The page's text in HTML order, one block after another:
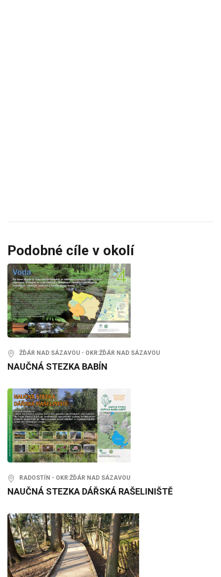
Podobné cíle v okolí
ŽĎÁR NAD SÁZAVOU - OKR:ŽĎÁR NAD SÁZAVOU
NAUČNÁ STEZKA BABÍN
RADOSTÍN - OKR:ŽĎÁR NAD SÁZAVOU
NAUČNÁ STEZKA DÁŘSKÁ RAŠELINIŠTĚ